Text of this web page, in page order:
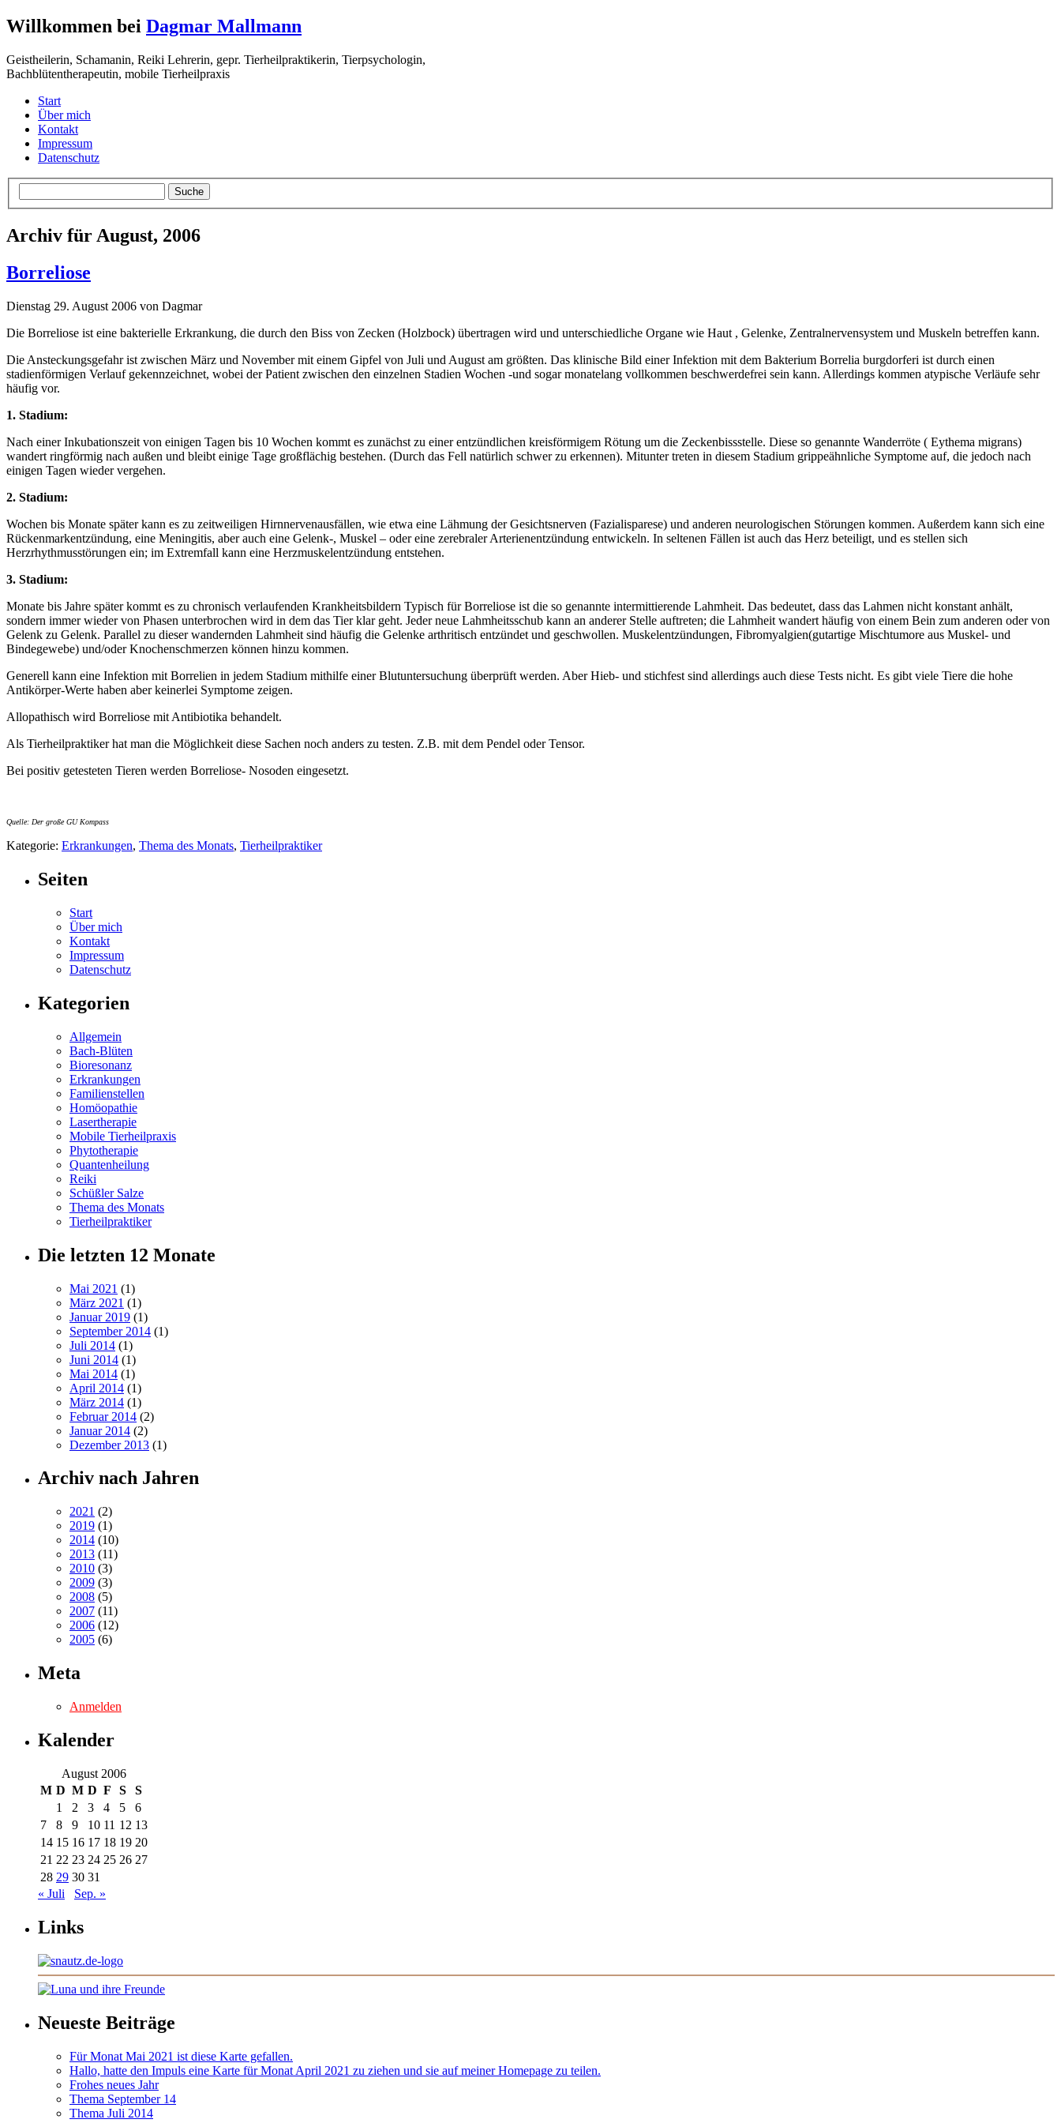
Willkommen bei Dagmar Mallmann
Geistheilerin, Schamanin, Reiki Lehrerin, gepr. Tierheilpraktikerin, Tierpsychologin,
Bachblütentherapeutin, mobile Tierheilpraxis
Start
Über mich
Kontakt
Impressum
Datenschutz
Archiv für August, 2006
Borreliose
Dienstag 29. August 2006 von Dagmar
Die Borreliose ist eine bakterielle Erkrankung, die durch den Biss von Zecken (Holzbock) übertragen wird und unterschiedliche Organe wie Haut , Gelenke, Zentralnervensystem und Muskeln betreffen kann.
Die Ansteckungsgefahr ist zwischen März und November mit einem Gipfel von Juli und August am größten. Das klinische Bild einer Infektion mit dem Bakterium Borrelia burgdorferi ist durch einen
stadienförmigen Verlauf gekennzeichnet, wobei der Patient zwischen den einzelnen Stadien Wochen -und sogar monatelang vollkommen beschwerdefrei sein kann. Allerdings kommen atypische Verläufe sehr
häufig vor.
1. Stadium:
Nach einer Inkubationszeit von einigen Tagen bis 10 Wochen kommt es zunächst zu einer entzündlichen kreisförmigem Rötung um die Zeckenbissstelle. Diese so genannte Wanderröte ( Eythema migrans)
wandert ringförmig nach außen und bleibt einige Tage großflächig bestehen. (Durch das Fell natürlich schwer zu erkennen). Mitunter treten in diesem Stadium grippeähnliche Symptome auf, die jedoch nach
einigen Tagen wieder vergehen.
2. Stadium:
Wochen bis Monate später kann es zu zeitweiligen Hirnnervenausfällen, wie etwa eine Lähmung der Gesichtsnerven (Fazialisparese) und anderen neurologischen Störungen kommen. Außerdem kann sich eine
Rückenmarkentzündung, eine Meningitis, aber auch eine Gelenk-, Muskel – oder eine zerebraler Arterienentzündung entwickeln. In seltenen Fällen ist auch das Herz beteiligt, und es stellen sich
Herzrhythmusstörungen ein; im Extremfall kann eine Herzmuskelentzündung entstehen.
3. Stadium:
Monate bis Jahre später kommt es zu chronisch verlaufenden Krankheitsbildern Typisch für Borreliose ist die so genannte intermittierende Lahmheit. Das bedeutet, dass das Lahmen nicht konstant anhält,
sondern immer wieder von Phasen unterbrochen wird in dem das Tier klar geht. Jeder neue Lahmheitsschub kann an anderer Stelle auftreten; die Lahmheit wandert häufig von einem Bein zum anderen oder von
Gelenk zu Gelenk. Parallel zu dieser wandernden Lahmheit sind häufig die Gelenke arthritisch entzündet und geschwollen. Muskelentzündungen, Fibromyalgien(gutartige Mischtumore aus Muskel- und
Bindegewebe) und/oder Knochenschmerzen können hinzu kommen.
Generell kann eine Infektion mit Borrelien in jedem Stadium mithilfe einer Blutuntersuchung überprüft werden. Aber Hieb- und stichfest sind allerdings auch diese Tests nicht. Es gibt viele Tiere die hohe
Antikörper-Werte haben aber keinerlei Symptome zeigen.
Allopathisch wird Borreliose mit Antibiotika behandelt.
Als Tierheilpraktiker hat man die Möglichkeit diese Sachen noch anders zu testen. Z.B. mit dem Pendel oder Tensor.
Bei positiv getesteten Tieren werden Borreliose- Nosoden eingesetzt.
Quelle: Der große GU Kompass
Kategorie: Erkrankungen, Thema des Monats, Tierheilpraktiker
Seiten
Start
Über mich
Kontakt
Impressum
Datenschutz
Kategorien
Allgemein
Bach-Blüten
Bioresonanz
Erkrankungen
Familienstellen
Homöopathie
Lasertherapie
Mobile Tierheilpraxis
Phytotherapie
Quantenheilung
Reiki
Schüßler Salze
Thema des Monats
Tierheilpraktiker
Die letzten 12 Monate
Mai 2021 (1)
März 2021 (1)
Januar 2019 (1)
September 2014 (1)
Juli 2014 (1)
Juni 2014 (1)
Mai 2014 (1)
April 2014 (1)
März 2014 (1)
Februar 2014 (2)
Januar 2014 (2)
Dezember 2013 (1)
Archiv nach Jahren
2021 (2)
2019 (1)
2014 (10)
2013 (11)
2010 (3)
2009 (3)
2008 (5)
2007 (11)
2006 (12)
2005 (6)
Meta
Anmelden
Kalender
August 2006
M D M D F S
S
1
2 3 4 5
6
7
8 9 10 11 12 13
14 15 16 17 18 19 20
21 22 23 24 25 26 27
28 29 30 31
« Juli
Sep. »
Links
Neueste Beiträge
Für Monat Mai 2021 ist diese Karte gefallen.
Hallo, hatte den Impuls eine Karte für Monat April 2021 zu ziehen und sie auf meiner Homepage zu teilen.
Frohes neues Jahr
Thema September 14
Thema Juli 2014